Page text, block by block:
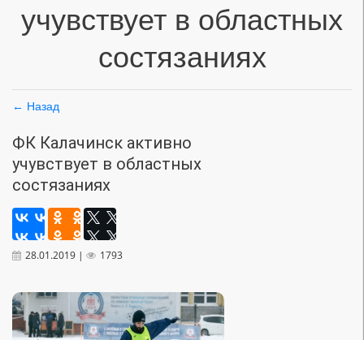
учувствует в областных
состязаниях
← Назад
ФК Калачинск активно
учувствует в областных
состязаниях
28.01.2019 | 1793